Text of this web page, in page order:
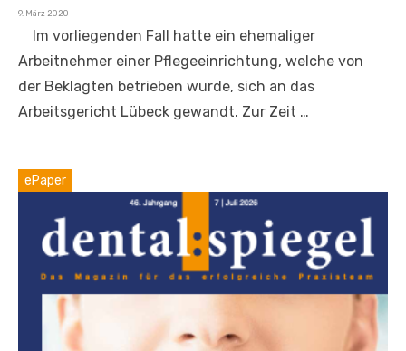
Veröffentlicht
9. März 2020
Im vorliegenden Fall hatte ein ehemaliger
Arbeitnehmer einer Pflegeeinrichtung, welche von
der Beklagten betrieben wurde, sich an das
Arbeitsgericht Lübeck gewandt. Zur Zeit …
ePaper